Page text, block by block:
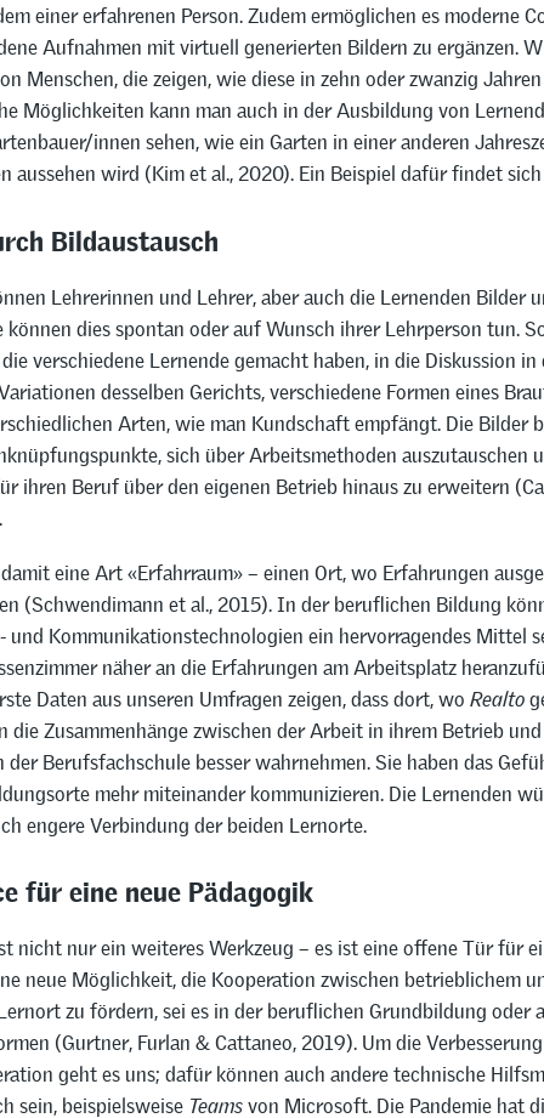
einer erfahrenen Person. Zudem ermöglichen es moderne
Aufnahmen mit virtuell generierten Bildern zu ergänzen.
Menschen, die zeigen, wie diese in zehn oder zwanzig
Möglichkeiten kann man auch in der Ausbildung von
innen sehen, wie ein Garten in einer anderen
aussehen wird (Kim et al., 2020). Ein Beispiel dafür findet
Bildaustausch
Lehrerinnen und Lehrer, aber auch die Lernenden Bilder
können dies spontan oder auf Wunsch ihrer Lehrperson tun.
verschiedene Lernende gemacht haben, in die Diskussion in
desselben Gerichts, verschiedene Formen eines
Arten, wie man Kundschaft empfängt. Die Bilder
sich über Arbeitsmethoden auszutauschen
ihren Beruf über den eigenen Betrieb hinaus zu erweitern
eine Art «Erfahrraum» – einen Ort, wo Erfahrungen
(Schwendimann et al., 2015). In der beruflichen Bildung
Kommunikationstechnologien ein hervorragendes Mittel
näher an die Erfahrungen am Arbeitsplatz
Daten aus unseren Umfragen zeigen, dass dort, wo Realto
die Zusammenhänge zwischen der Arbeit in ihrem Betrieb
Berufsfachschule besser wahrnehmen. Sie haben das
mehr miteinander kommunizieren. Die Lernenden
engere Verbindung der beiden Lernorte.
für eine neue Pädagogik
nicht nur ein weiteres Werkzeug – es ist eine offene Tür für
neue Möglichkeit, die Kooperation zwischen betrieblichem
zu fördern, sei es in der beruflichen Grundbildung oder
(Gurtner, Furlan & Cattaneo, 2019). Um die
geht es uns; dafür können auch andere technische
sein, beispielsweise Teamsvon Microsoft. Die Pandemie hat